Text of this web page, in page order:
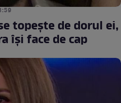
topește de dorul ei,
își face de cap